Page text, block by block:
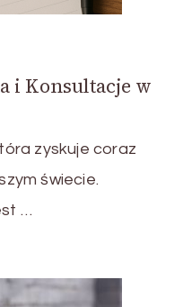
i Konsultacje w
zyskuje coraz
świecie.
…